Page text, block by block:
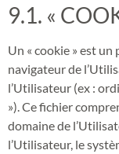
9.1. «
Un « cookie » est
navigateur de
l’Utilisateur (ex :
»). Ce fichier
domaine de
l’Utilisateur, le